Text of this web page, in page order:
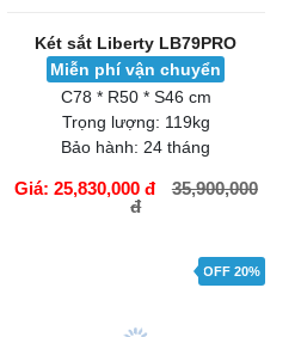
Két sắt Liberty LB79PRO
Miễn phí vận chuyển
C78 * R50 * S46 cm
Trọng lượng:
35,900,000